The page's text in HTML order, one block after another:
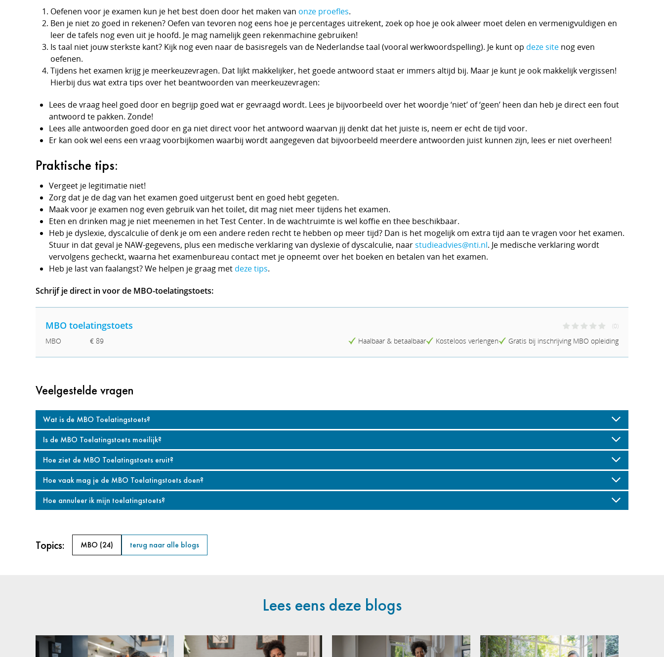
Oefenen voor je examen kun je het best doen door het maken van onze proefles.
Ben je niet zo goed in rekenen? Oefen van tevoren nog eens hoe je percentages uitrekent, zoek op hoe je ook alweer moet delen en vermenigvuldigen en
leer de tafels nog even uit je hoofd. Je mag namelijk geen rekenmachine gebruiken!
Is taal niet jouw sterkste kant? Kijk nog even naar de basisregels van de Nederlandse taal (vooral werkwoordspelling). Je kunt op deze site nog even
oefenen.
Tijdens het examen krijg je meerkeuzevragen. Dat lijkt makkelijker, het goede antwoord staat er immers altijd bij. Maar je kunt je ook makkelijk vergissen!
Hierbij dus wat extra tips over het beantwoorden van meerkeuzevragen:
Lees de vraag heel goed door en begrijp goed wat er gevraagd wordt. Lees je bijvoorbeeld over het woordje ‘niet’ of ‘geen’ heen dan heb je direct een fout
antwoord te pakken. Zonde!
Lees alle antwoorden goed door en ga niet direct voor het antwoord waarvan jij denkt dat het juiste is, neem er echt de tijd voor.
Er kan ook wel eens een vraag voorbijkomen waarbij wordt aangegeven dat bijvoorbeeld meerdere antwoorden juist kunnen zijn, lees er niet overheen!
Praktische tips:
Vergeet je legitimatie niet!
Zorg dat je de dag van het examen goed uitgerust bent en goed hebt gegeten.
Maak voor je examen nog even gebruik van het toilet, dit mag niet meer tijdens het examen.
Eten en drinken mag je niet meenemen in het Test Center. In de wachtruimte is wel koffie en thee beschikbaar.
Heb je dyslexie, dyscalculie of denk je om een andere reden recht te hebben op meer tijd? Dan is het mogelijk om extra tijd aan te vragen voor het examen.
Stuur in dat geval je NAW-gegevens, plus een medische verklaring van dyslexie of dyscalculie, naarstudieadvies@nti.nl. Je medische verklaring wordt
vervolgens gecheckt, waarna het examenbureau contact met je opneemt over het boeken en betalen van het examen.
Heb je last van faalangst? We helpen je graag met deze tips.
Schrijf je direct in voor de MBO-toelatingstoets:
MBO toelatingstoets (0)
MBO € 89 Haalbaar & betaalbaar Kosteloos verlengen Gratis bij inschrijving MBO opleiding
Veelgestelde vragen
Wat is de MBO Toelatingstoets?
Is de MBO Toelatingstoets moeilijk?
Hoe ziet de MBO Toelatingstoets eruit?
Hoe vaak mag je de MBO Toelatingstoets doen?
Hoe annuleer ik mijn toelatingstoets?
Topics: MBO (24) terug naar alle blogs
Lees eens deze blogs